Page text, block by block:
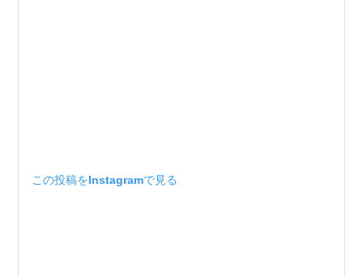
この投稿をInstagramで見る